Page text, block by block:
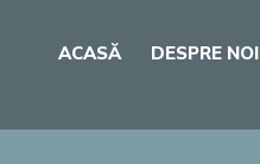
ACASĂ DESPRE NOI